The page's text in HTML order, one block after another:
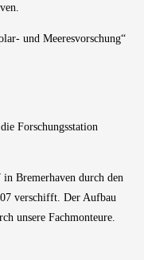
und Meeresvorschung“
Forschungsstation
Bremerhaven durch den
verschifft. Der Aufbau
unsere Fachmonteure.